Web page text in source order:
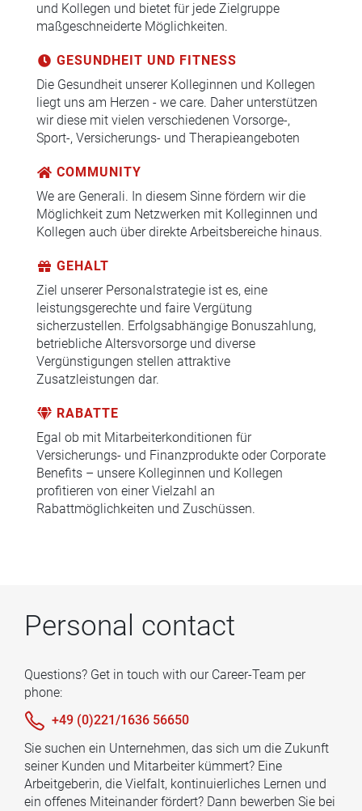
und Kollegen und bietet für jede Zielgruppe
maßgeschneiderte Möglichkeiten.
GESUNDHEIT UND FITNESS
Die Gesundheit unserer Kolleginnen und Kollegen
liegt uns am Herzen - we care. Daher unterstützen
wir diese mit vielen verschiedenen Vorsorge-,
Sport-, Versicherungs- und Therapieangeboten
COMMUNITY
We are Generali. In diesem Sinne fördern wir die
Möglichkeit zum Netzwerken mit Kolleginnen und
Kollegen auch über direkte Arbeitsbereiche hinaus.
GEHALT
Ziel unserer Personalstrategie ist es, eine
leistungsgerechte und faire Vergütung
sicherzustellen. Erfolgsabhängige Bonuszahlung,
betriebliche Altersvorsorge und diverse
Vergünstigungen stellen attraktive
Zusatzleistungen dar.
RABATTE
Egal ob mit Mitarbeiterkonditionen für
Versicherungs- und Finanzprodukte oder Corporate
Benefits – unsere Kolleginnen und Kollegen
profitieren von einer Vielzahl an
Rabattmöglichkeiten und Zuschüssen.
Personal contact
Questions? Get in touch with our Career-Team per
phone:
+49 (0)221/1636 56650
Sie suchen ein Unternehmen, das sich um die Zukunft
seiner Kunden und Mitarbeiter kümmert? Eine
Arbeitgeberin, die Vielfalt, kontinuierliches Lernen und
ein offenes Miteinander fördert? Dann bewerben Sie bei